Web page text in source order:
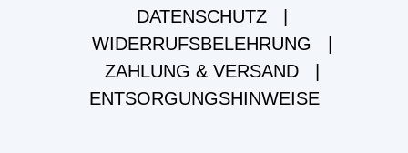
DATENSCHUTZ
WIDERRUFSBELEHRUNG
ZAHLUNG & VERSAND
ENTSORGUNGSHINWEISE